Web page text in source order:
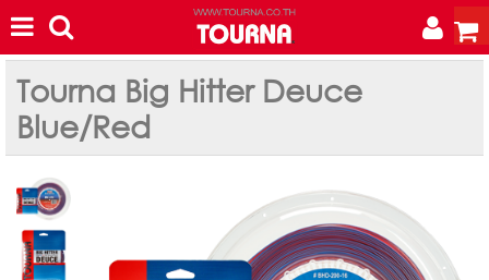
Tourna Big Hitter Deuce
Blue/Red